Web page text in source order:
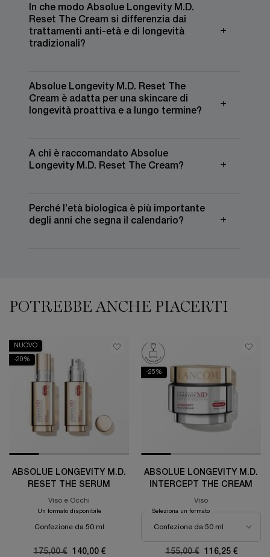
In che modo Absolue Longevity M.D.
Reset The Cream si differenzia dai
trattamenti anti-età e di longevità
tradizionali?
Absolue Longevity M.D. Reset The
Cream è adatta per una skincare di
longevità proattiva e a lungo termine?
A chi è raccomandato Absolue
Longevity M.D. Reset The Cream?
Perché l’età biologica è più importante
degli anni che segna il calendario?
POTREBBE ANCHE PIACERTI
NUOVO
-20%
ABSOLUE LONGEVITY M.D.
RESET THE SERUM
Viso e Occhi
Un formato disponibile
Confezione da 50 ml
Old price
175,00 € New price
140,00 €
-25%
ABSOLUE LONGEVITY M.D.
INTERCEPT THE CREAM
Viso
Seleziona un formato
Old price
155,00 € New price
116,25 €